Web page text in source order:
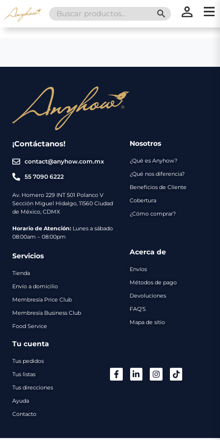
Search
for:
SEARCH
¡Contáctanos!
contact@anyhow.com.mx
55 7090 6222
Av. Homero 229 INT 501 Polanco V
Sección Miguel Hidalgo, 11560 Ciudad
de México, CDMX
Horario de Atención: Lunes a sábado
08:00am – 08:00pm
Nosotros
¿Qué es Anyhow?
¿Qué nos diferencia?
Beneficios de Cliente
Cobertura
¿Cómo comprar?
Servicios
Tienda
Envío a domicilio
Membresía Price Club
Membresía Business Club
Food Service
Acerca de
Envíos
Métodos de pago
Devoluciones
FAQ’S
Mapa de sitio
Tu cuenta
Tus pedidos
Tus listas
Tus direcciones
Ayuda
Contacto
Nosotros
Servicios
Envíos
Métodos
de
Catálogo
Regalos
Contacto